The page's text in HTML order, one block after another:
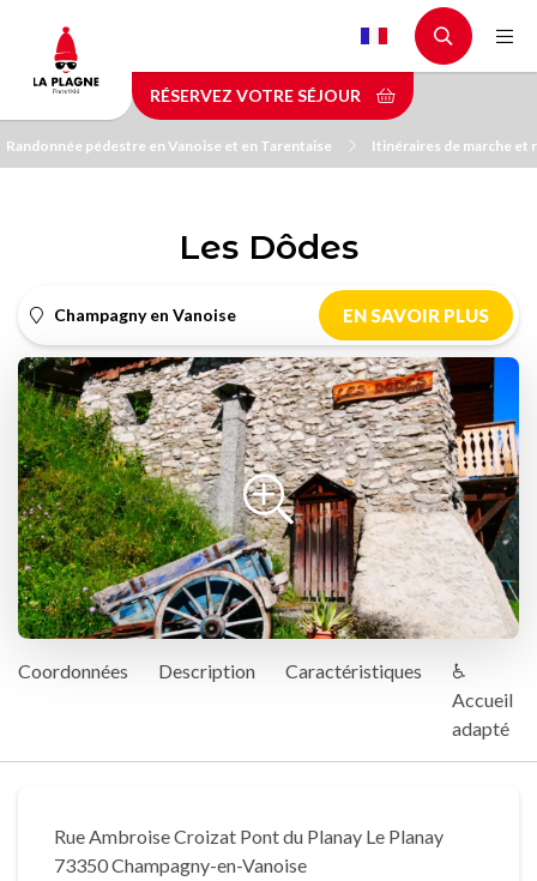
contenu
principal
RÉSERVEZ VOTRE SÉJOUR
Randonnée pédestre en Vanoise et en Tarentaise Itinéraires de marche et
Les Dôdes
Champagny en Vanoise EN SAVOIR PLUS
Coordonnées Description Caractéristiques
♿
Accueil
adapté
Rue Ambroise Croizat Pont du Planay Le Planay
73350 Champagny-en-Vanoise